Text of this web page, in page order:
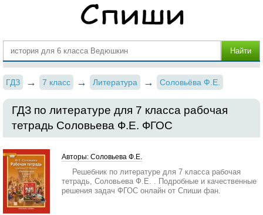
ГДЗ 7 класс Литература Соловьёва Ф.Е.
ГДЗ по литературе для 7 класса рабочая
тетрадь Соловьева Ф.Е. ФГОС
Авторы: Соловьева Ф.Е.
Решебник по литературе для 7 класса рабочая
тетрадь, Соловьева Ф.Е. . Подробные и качественные
решения задач ФГОС онлайн от Спиши фан.